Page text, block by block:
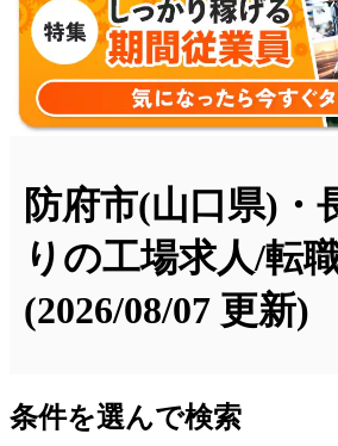
防府市(山口県)・
りの工場求人/転
(2026/08/07 更新)
条件を選んで検索